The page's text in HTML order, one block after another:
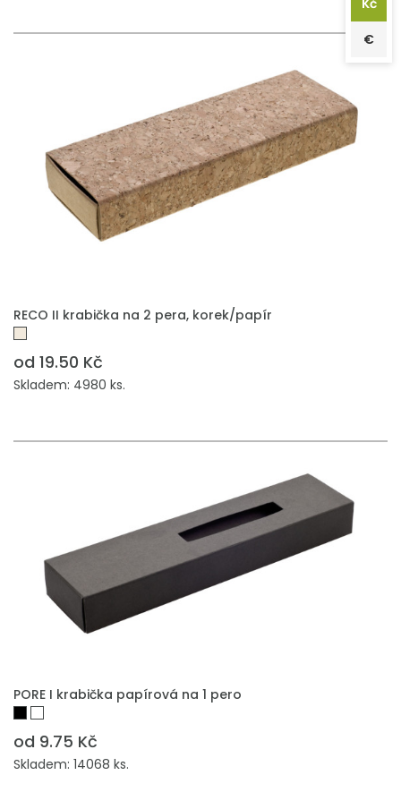
PŘIDAT DO POPTÁVKY
RECO II krabička na 2 pera, korek/papír
od 19.50 Kč
Skladem: 4980 ks.
PŘIDAT DO POPTÁVKY
PORE I krabička papírová na 1 pero
od 9.75 Kč
Skladem: 14068 ks.
€